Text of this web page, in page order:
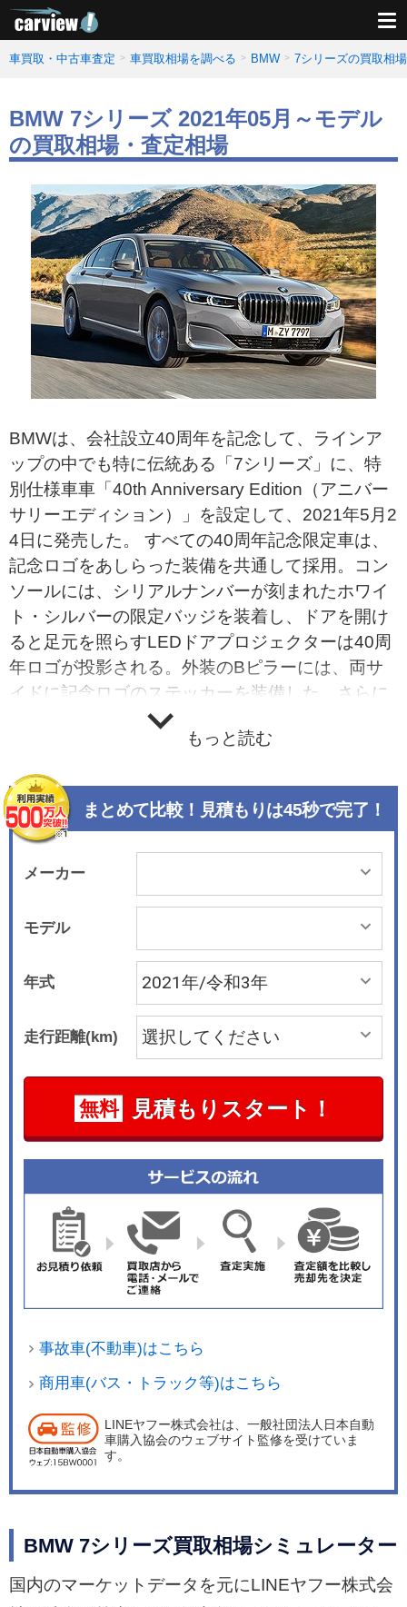
車買取・中古車査定 車買取相場を調べる BMW 7シリーズの買取相
BMW 7シリーズ 2021年05月～モデル
の買取相場・査定相場
BMWは、会社設立40周年を記念して、ラインア
ップの中でも特に伝統ある「7シリーズ」に、特
別仕様車車「40th Anniversary Edition（アニバー
サリーエディション）」を設定して、2021年5月2
4日に発売した。 すべての40周年記念限定車は、
記念ロゴをあしらった装備を共通して採用。コン
ソールには、シリアルナンバーが刻まれたホワイ
ト・シルバーの限定バッジを装着し、ドアを開け
ると足元を照らすLEDドアプロジェクターは40周
年ロゴが投影される。外装のBピラーには、両サ
イドに記念ロゴのステッカーを装備した。さらに
キーケースには、40周年記念ロゴが型押しされ
た、上質なイタリア製レザーを使用したBMWグル
リーズの40周年記念限定車は、「740Ld xDrive エ
クセレンス」、 「750Li xドライブ エクセレン
ス」、「745Le xドライブ エクセレンス エディシ
ョンジョイ＋」をベースに、初代7シリーズをイ
メージしたデザインを採用した。 「740Ld xドラ
イブ 40th アニバーサリーエディション」と「745
Le xドライブ 40th アニバーサリーエディション」
は、ボディカラーにブラック・サファイアを採
用。20インチアロイホイールWスポークスタイリ
ング646を採用して、上質で落ち着いた印象を与
えるデザインに仕上げている。内装は、ブラック
のエクスクルーシブナッパレザーシートに、グレ
ーポプラウッドインテリアトリムを専用装備し
て、優雅な室内空間を演出した。 「750Li xドラ
W Individualの装備を多数採用。ボディカラーは、
BMW Individualの特別色である「アズライト・ブ
ラック」を採用した。また内装の専用装備とし
て、BMW Individualフルレザーメリノシートのス
モークホワイト&amp;ナイトブルーバイカラー
や、BMW Individualアルカンタラルーフライナー
トリム、スポーツオートマチックトランスミッシ
ョンを採用した。 なお「740Ld xドライブ 40th ア
ブ 40th アニバーサリーエディション」はそれぞれ
2台ずつ、 「750Li xドライブ 40th アニバーサリ
した。
もっと読む
まとめて比較！見積もりは45秒で完了！
メーカー
モデル
年式
走行距離(km)
無料 見積もりスタート！
事故車(不動車)はこちら
商用車(バス・トラック等)はこちら
LINEヤフー株式会社は、一般社団法人日本自動
車購入協会のウェブサイト監修を受けていま
す。
BMW 7シリーズ買取相場シミュレーター
国内のマーケットデータを元にLINEヤフー株式会